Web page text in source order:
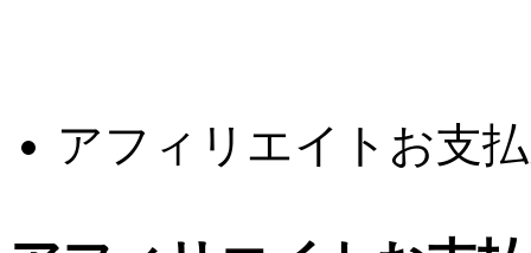
アフィリエイトお支